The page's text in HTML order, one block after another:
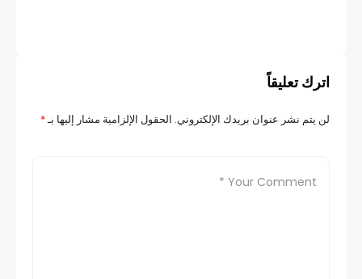
اترك تعليقاً
لن يتم نشر عنوان بريدك الإلكتروني. الحقول الإلزامية مشار إليها بـ*